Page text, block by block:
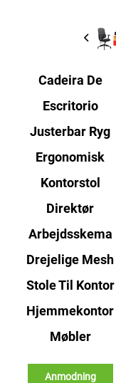
Cadeira De
Escritorio
Justerbar Ryg
Ergonomisk
Kontorstol
Direktør
Arbejdsskema
Drejelige Mesh
Stole Til Kontor
Hjemmekontor
Møbler
Anmodning